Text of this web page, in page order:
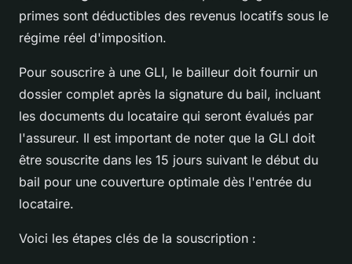
primes sont déductibles des revenus locatifs sous le
régime réel d'imposition.
Pour souscrire à une GLI, le bailleur doit fournir un
dossier complet après la signature du bail, incluant
les documents du locataire qui seront évalués par
l'assureur. Il est important de noter que la GLI doit
être souscrite dans les 15 jours suivant le début du
bail pour une couverture optimale dès l'entrée du
locataire.
Voici les étapes clés de la souscription :